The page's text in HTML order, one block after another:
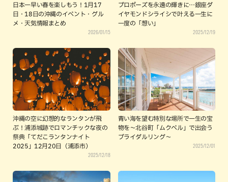
日本一早い春を楽しもう！1月17
日・18日の沖縄のイベント・グル
メ・天気情報まとめ
2026/01/15
プロポーズを永遠の輝きに…銀座ダ
イヤモンドシライシで叶える一生に
一度の「想い」
2025/12/19
沖縄の空に幻想的なランタンが飛
ぶ！浦添城跡でロマンチックな夜の
祭典「てだこランタンナイト
2025」12月20日（浦添市）
2025/12/18
青い海を望む特別な場所で一生の宝
物を～北谷町「ムクベル」で出会う
ブライダルリング～
2025/12/01